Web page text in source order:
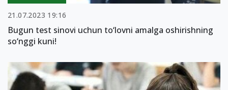
21.07.2023 19:16
Bugun test sinovi uchun to‘lovni amalga oshirishning
so‘nggi kuni!